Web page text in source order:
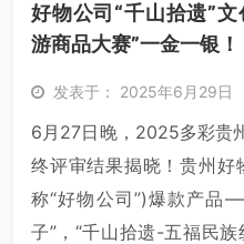
好物公司“千山拾遗”
游商品大赛”一金一银！
发表于： 2025年6月29日
6月27日晚，2025多彩贵
终评审结果揭晓！贵州好
称“好物公司”)爆款产品
子”，“千山拾遗-五福民